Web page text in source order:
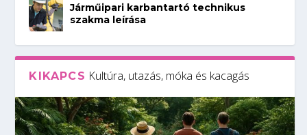
Járműipari karbantartó technikus
szakma leírása
KIKAPCS Kultúra, utazás, móka és kacagás